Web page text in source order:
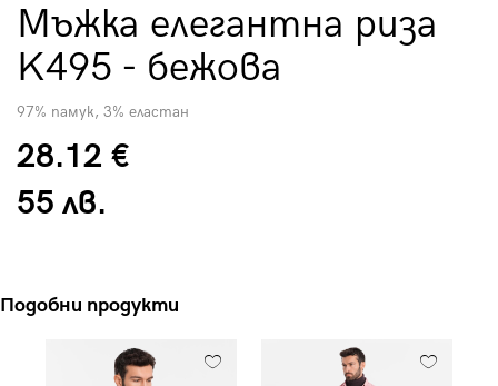
Мъжка елегантна риза
K495 - бежова
97% памук, 3% еластан
28.12 €
55 лв.
Подобни продукти